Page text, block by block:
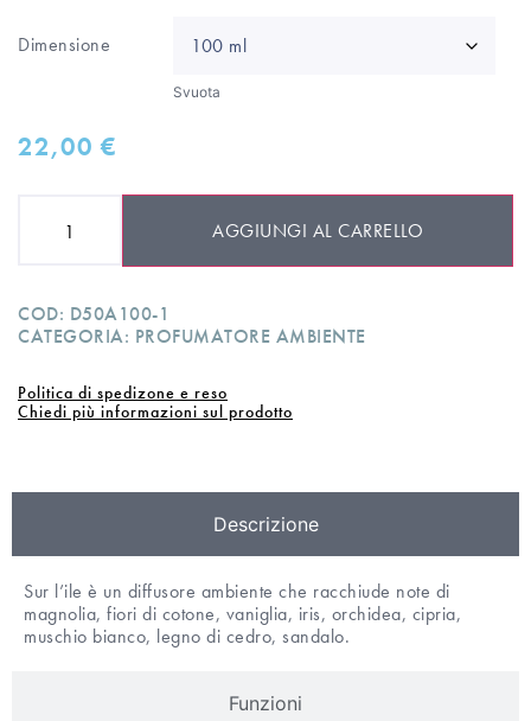
Dimensione
Svuota
22,00€
AGGIUNGI AL CARRELLO
COD: D50A100-1
CATEGORIA: PROFUMATORE AMBIENTE
Politica di spedizone e reso
Chiedi più informazioni sul prodotto
Descrizione
Funzioni
Sur l’ile è un diffusore ambiente che racchiude note di
magnolia, fiori di cotone, vaniglia, iris, orchidea, cipria,
muschio bianco, legno di cedro, sandalo.